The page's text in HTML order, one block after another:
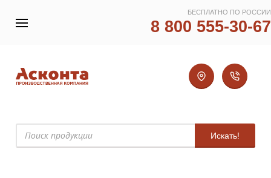
БЕСПЛАТНО ПО РОССИИ
8 800 555-30-67
Искать!